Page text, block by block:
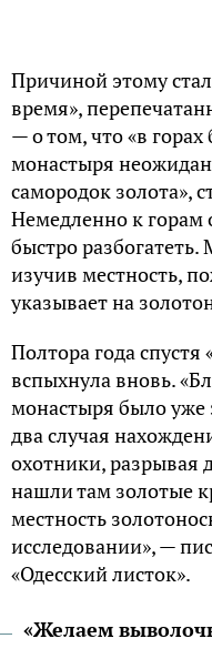
Причиной этому
время»,
— о том, что «в
монастыря
самородок золота»,
Немедленно к
быстро
изучив местность,
указывает на
Полтора года спустя
вспыхнула вновь.
монастыря было
два случая
охотники, разрывая
нашли там золотые
местность
исследовании», —
«Одесский листок».
«Желаем